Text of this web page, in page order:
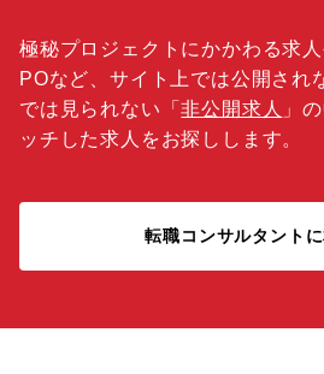
極秘プロジェクトにかかわる求
POなど、サイト上では公開され
では見られない「非公開求人 」
ッチした求人をお探しします。
転職コンサルタント